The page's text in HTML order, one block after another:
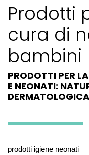
Prodotti
cura di
bambini
PRODOTTI PER
E NEONATI:
prodotti igiene neonati